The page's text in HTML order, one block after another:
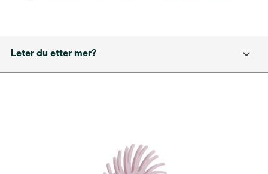
Leter du etter mer?